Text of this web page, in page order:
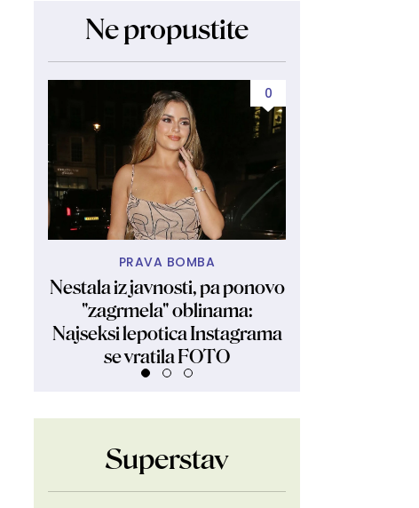
Ne propustite
0
PRAVA BOMBA
Nestala iz javnosti, pa ponovo
"zagrmela" oblinama:
Najseksi lepotica Instagrama
se vratila FOTO
Superstav